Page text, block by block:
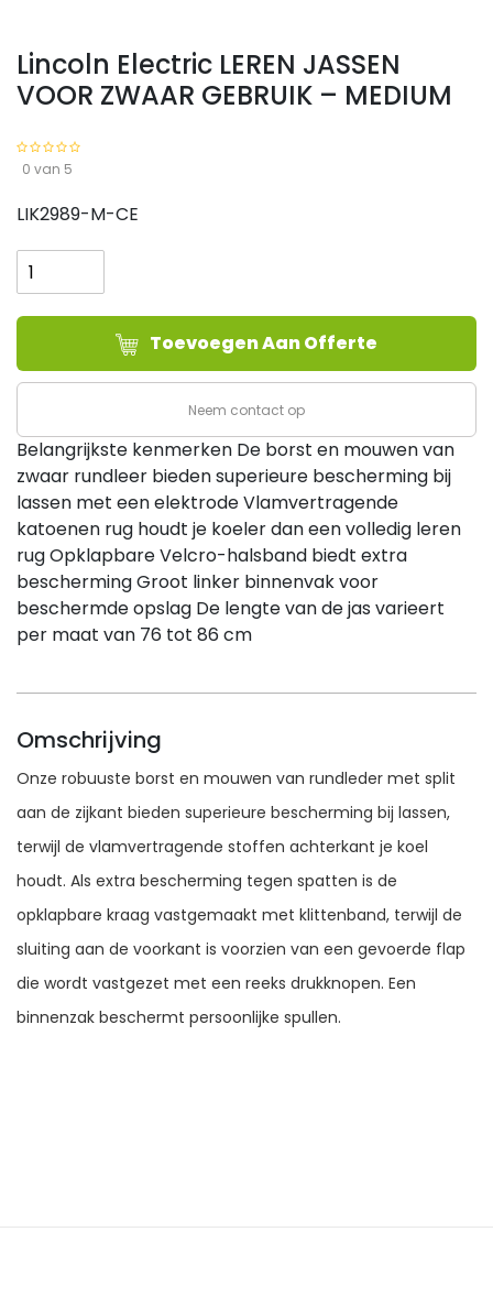
Lincoln Electric LEREN JASSEN
VOOR ZWAAR GEBRUIK – MEDIUM
0 van 5
LIK2989-M-CE
Electric
LEREN
JASSEN
ZWAAR
MEDIUM
aantal
Toevoegen Aan Offerte
Neem contact op
Belangrijkste kenmerken De borst en mouwen van
zwaar rundleer bieden superieure bescherming bij
lassen met een elektrode Vlamvertragende
katoenen rug houdt je koeler dan een volledig leren
rug Opklapbare Velcro-halsband biedt extra
bescherming Groot linker binnenvak voor
beschermde opslag De lengte van de jas varieert
per maat van 76 tot 86 cm
Omschrijving
Onze robuuste borst en mouwen van rundleder met split
aan de zijkant bieden superieure bescherming bij lassen,
terwijl de vlamvertragende stoffen achterkant je koel
houdt. Als extra bescherming tegen spatten is de
opklapbare kraag vastgemaakt met klittenband, terwijl de
sluiting aan de voorkant is voorzien van een gevoerde flap
die wordt vastgezet met een reeks drukknopen. Een
binnenzak beschermt persoonlijke spullen.